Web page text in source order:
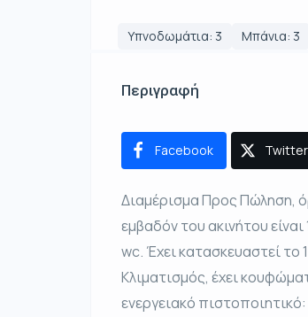
Υπνοδωμάτια: 3 Μπάνια: 3
Περιγραφή
Facebook Twitter
Διαμέρισμα Προς Πώληση,
εμβαδόν του ακινήτου
wc. Έχει κατασκευαστεί το
Κλιματισμός, έχει
ενεργειακό